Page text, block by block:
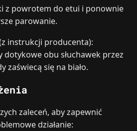
z powrotem do etui i ponownie
parowanie.
instrukcji producenta):
obu słuchawek przez
zaświecą się na biało.
zaleceń, aby zapewnić
działanie: